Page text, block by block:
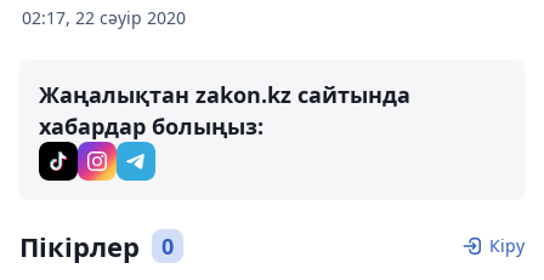
02:17, 22 сәуір 2020
Жаңалықтан zakon.kz сайтында
хабардар болыңыз:
Пікірлер 0 Кіру